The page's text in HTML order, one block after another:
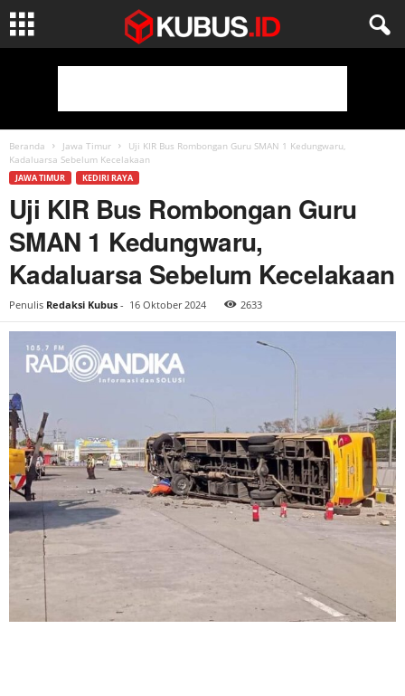
Beranda Jawa Timur
Uji KIR Bus Rombongan Guru SMAN 1 Kedungwaru,
Kadaluarsa Sebelum Kecelakaan
JAWA TIMUR KEDIRI RAYA
Uji KIR Bus Rombongan Guru
SMAN 1 Kedungwaru,
Kadaluarsa Sebelum Kecelakaan
Penulis Redaksi Kubus - 16 Oktober 2024 2633